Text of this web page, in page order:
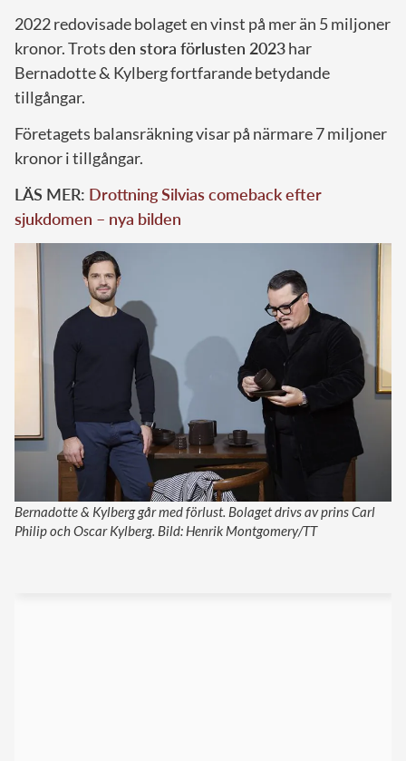
2022 redovisade bolaget en vinst på mer än 5 miljoner
kronor. Trotsden stora förlusten 2023har
Bernadotte & Kylberg fortfarande betydande
tillgångar.
Företagets balansräkning visar på närmare 7 miljoner
kronor i tillgångar.
LÄS MER: Drottning Silvias comeback efter
sjukdomen – nya bilden
Bernadotte & Kylberg går med förlust. Bolaget drivs av prins Carl
Philip och Oscar Kylberg. Bild: Henrik Montgomery/TT